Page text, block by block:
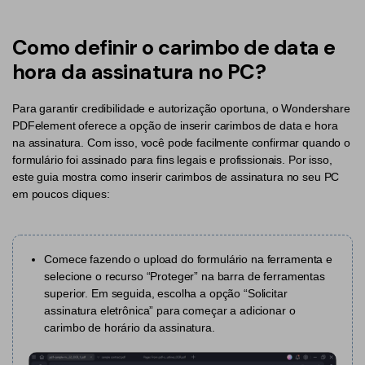
Comprimir PDF
Word para PDF
Leitor de PDF com IA
Mais ferramentas online
PDFelement Cloud
Comprimir PDF
Cortar PDF
Formulário PDF
Assinar PDF
Assinar Legalmente
Redigir Inteligente
PDF OCR
Extrair Dados em PDF
Dicas de negócios
Encontre mais tópicos
Soluções de PDF para
Educação
Jurídico
Saúde
Financeiro
Governo
Como definir o carimbo de data e
hora da assinatura no PC?
Para garantir credibilidade e autorização oportuna, o Wondershare
PDFelement oferece a opção de inserir carimbos de data e hora
na assinatura. Com isso, você pode facilmente confirmar quando o
formulário foi assinado para fins legais e profissionais. Por isso,
este guia mostra como inserir carimbos de assinatura no seu PC
em poucos cliques:
Comece fazendo o upload do formulário na ferramenta e
selecione o recurso “Proteger” na barra de ferramentas
superior. Em seguida, escolha a opção “Solicitar
assinatura eletrônica” para começar a adicionar o
carimbo de horário da assinatura.